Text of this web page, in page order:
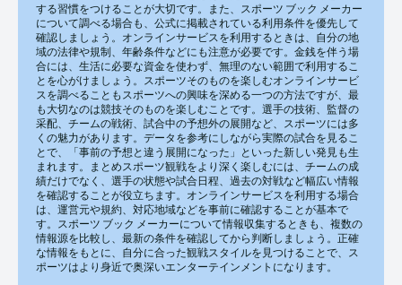
する習慣をつけることが大切です。また、スポーツ ブック メーカー
について調べる場合も、公式に掲載されている利用条件を優先して
確認しましょう。オンラインサービスを利用するときは、自分の地
域の法律や規制、年齢条件などにも注意が必要です。金銭を伴う場
合には、生活に必要な資金を使わず、無理のない範囲で利用するこ
とを心がけましょう。スポーツそのものを楽しむオンラインサービ
スを調べることもスポーツへの興味を深める一つの方法ですが、最
も大切なのは競技そのものを楽しむことです。選手の技術、監督の
采配、チームの戦術、試合中の予想外の展開など、スポーツには多
くの魅力があります。データを参考にしながら実際の試合を見るこ
とで、「事前の予想と違う展開になった」といった新しい発見も生
まれます。まとめスポーツ観戦をより深く楽しむには、チームの成
績だけでなく、選手の状態や試合日程、過去の対戦など幅広い情報
を確認することが役立ちます。オンラインサービスを利用する場合
は、運営元や規約、対応地域などを事前に確認することが基本で
す。スポーツ ブック メーカーについて情報収集するときも、複数の
情報源を比較し、最新の条件を確認してから判断しましょう。正確
な情報をもとに、自分に合った観戦スタイルを見つけることで、ス
ポーツはより身近で奥深いエンターテインメントになります。